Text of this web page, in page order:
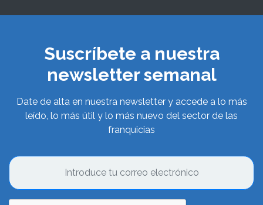
Suscríbete a nuestra
newsletter semanal
Date de alta en nuestra newsletter y accede a lo más
leído, lo más útil y lo más nuevo del sector de las
franquicias